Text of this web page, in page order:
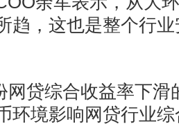
趋，这也是整个行
贷综合收益率下滑
环境影响网贷行业